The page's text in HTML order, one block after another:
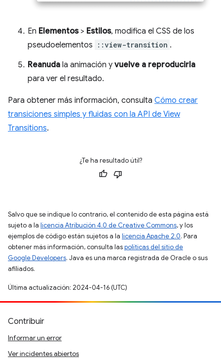
En Elementos> Estilos, modifica el CSS de los
pseudoelementos
::view-transition .
Reanuda la animación y vuelve a reproducirla
para ver el resultado.
Para obtener más información, consulta Cómo crear
transiciones simples y fluidas con la API de View
Transitions.
¿Te ha resultado útil?
Salvo que se indique lo contrario, el contenido de esta página está
sujeto a la licencia Atribución 4.0 de Creative Commons, y los
ejemplos de código están sujetos a la licencia Apache 2.0. Para
obtener más información, consulta laspolíticas del sitio de
Google Developers. Java es una marca registrada de Oracle o sus
afiliados.
Última actualización: 2024-04-16 (UTC)
Contribuir
Informar un error
Ver incidentes abiertos